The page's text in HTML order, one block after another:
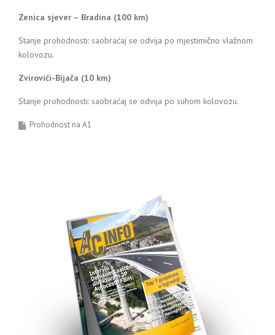
Zenica sjever – Bradina (100 km)
Stanje prohodnosti: saobraćaj se odvija po mjestimično vlažnom
kolovozu.
Zvirovići-Bijača (10 km)
Stanje prohodnosti: saobraćaj se odvija po suhom kolovozu.
Prohodnost na A1